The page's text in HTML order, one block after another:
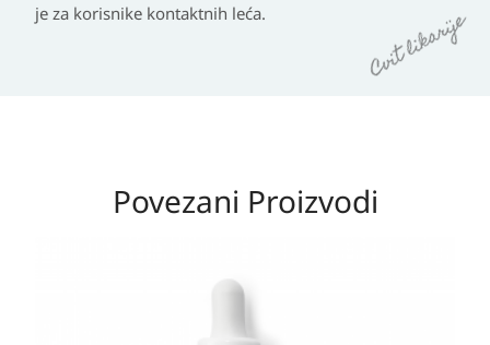
je za korisnike kontaktnih leća.
Povezani Proizvodi